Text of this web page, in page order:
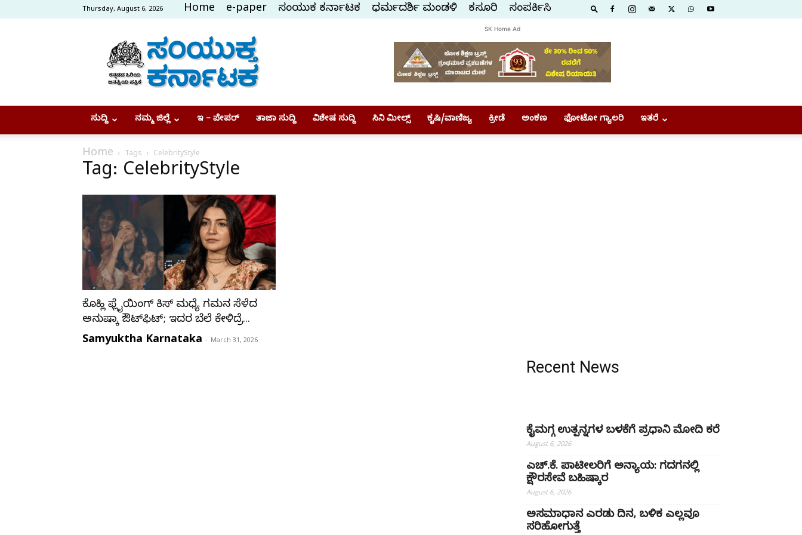
Thursday, August 6, 2026 Home e-paper ಸಂಯುಕ್ತ ಕರ್ನಾಟಕ ಧರ್ಮದರ್ಶಿ ಮಂಡಳಿ ಕಸ್ತೂರಿ ಸಂಪರ್ಕಿಸಿ
Samyukta
Karnataka
SK Home Ad
ಸುದ್ದಿ ನಮ್ಮ ಜಿಲ್ಲೆ ಇ – ಪೇಪರ್ ತಾಜಾ ಸುದ್ದಿ ವಿಶೇಷ ಸುದ್ದಿ ಸಿನಿ ಮೀಲ್ಸ್ ಕೃಷಿ/ವಾಣಿಜ್ಯ ಕ್ರೀಡೆ ಅಂಕಣ ಫೋಟೋ ಗ್ಯಾಲರಿ ಇತರೆ
Home Tags CelebrityStyle
Tag: CelebrityStyle
ಕೊಹ್ಲಿ ಫ್ಲೈಯಿಂಗ್ ಕಿಸ್ ಮಧ್ಯೆ ಗಮನ ಸೆಳೆದ
ಅನುಷ್ಕಾ ಔಟ್‌ಫಿಟ್; ಇದರ ಬೆಲೆ ಕೇಳಿದ್ರೆ...
Samyuktha Karnataka - March 31, 2026
Recent News
ಕೈಮಗ್ಗ ಉತ್ಪನ್ನಗಳ ಬಳಕೆಗೆ ಪ್ರಧಾನಿ ಮೋದಿ ಕರೆ
August 6, 2026
ಎಚ್‌.ಕೆ. ಪಾಟೀಲರಿಗೆ ಅನ್ಯಾಯ: ಗದಗನಲ್ಲಿ
ಕ್ಷೌರಸೇವೆ ಬಹಿಷ್ಕಾರ
August 6, 2026
ಅಸಮಾಧಾನ ಎರಡು ದಿನ, ಬಳಿಕ ಎಲ್ಲವೂ
ಸರಿಹೋಗುತ್ತೆ